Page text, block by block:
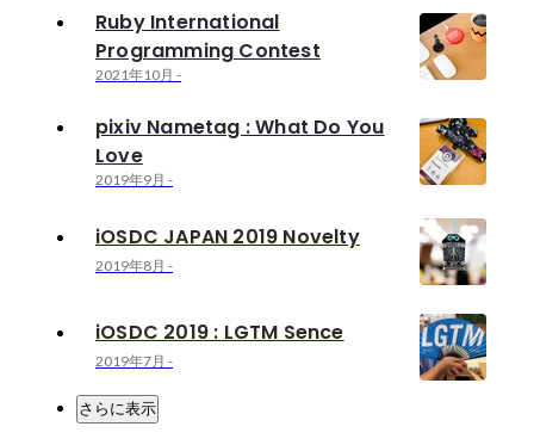
Ruby International
Programming Contest
2021年10月 -
pixiv Nametag : What Do You
Love
2019年9月 -
iOSDC JAPAN 2019 Novelty
2019年8月 -
iOSDC 2019 : LGTM Sence
2019年7月 -
さらに表示